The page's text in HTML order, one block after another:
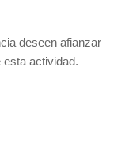
deseen afianzar
actividad.